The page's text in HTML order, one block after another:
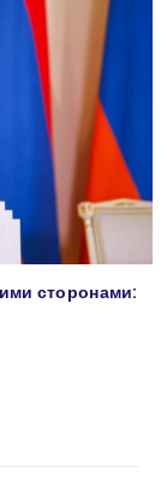
сторонами: